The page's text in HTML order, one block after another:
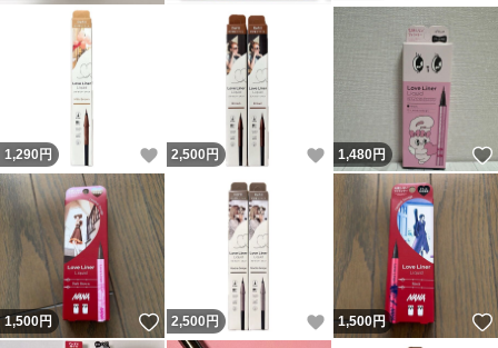
1,290 円 いいね！
2,500 円 いいね！
1,480円
1,500円 いいね！
2,500 円 いいね！
1,500円